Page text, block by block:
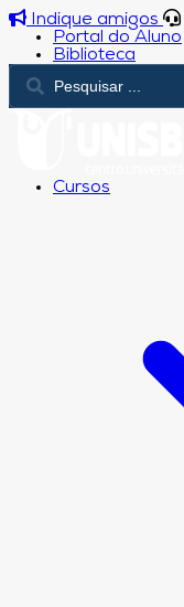
Indique amigos
Portal do Aluno
Biblioteca
Cursos